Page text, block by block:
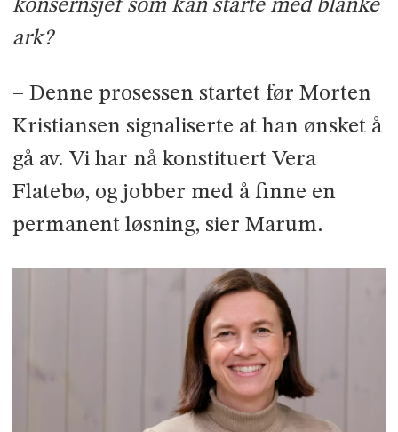
konsernsjef som kan starte med blanke
ark?
– Denne prosessen startet før Morten
Kristiansen signaliserte at han ønsket å
gå av. Vi har nå konstituert Vera
Flatebø, og jobber med å finne en
permanent løsning, sier Marum.